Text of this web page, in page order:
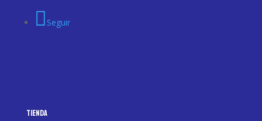
Seguir
Tienda